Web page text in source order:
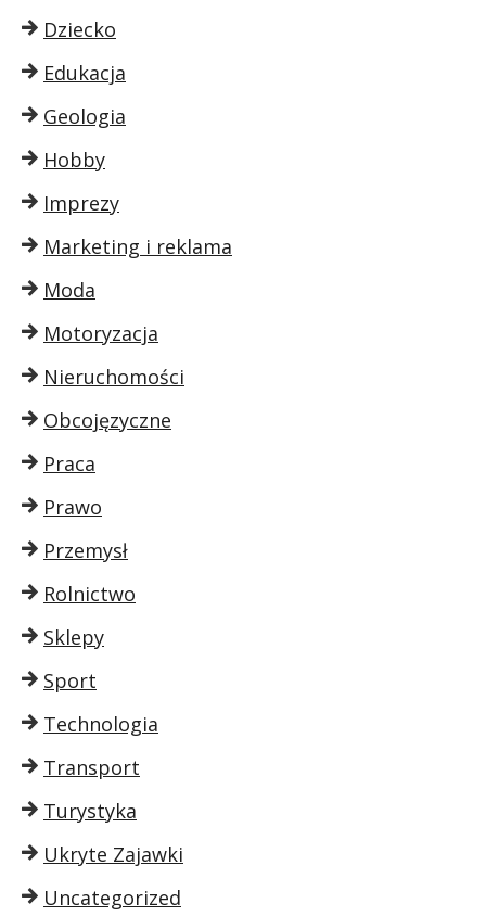
Dziecko
Edukacja
Geologia
Hobby
Imprezy
Marketing i reklama
Moda
Motoryzacja
Nieruchomości
Obcojęzyczne
Praca
Prawo
Przemysł
Rolnictwo
Sklepy
Sport
Technologia
Transport
Turystyka
Ukryte Zajawki
Uncategorized